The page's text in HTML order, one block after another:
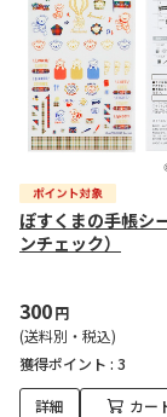
ぽすくまの手帳シ
ンチェック）
300円
(送料別・税込)
獲得ポイント : 3
詳細 カー